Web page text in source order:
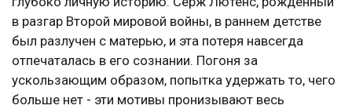
в разгар Второй мировой войны, в раннем детстве
был разлучен с матерью, и эта потеря навсегда
отпечаталась в его сознании. Погоня за
ускользающим образом, попытка удержать то, чего
больше нет - эти мотивы пронизывают весь